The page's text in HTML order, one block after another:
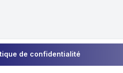
de confidentialité